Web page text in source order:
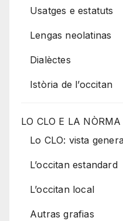
Usatges e estatuts
Lengas neolatinas
Dialèctes
Istòria de l’occitan
LO CLO E LA NÒRMA
Lo CLO: vista
L’occitan estandard
L’occitan local
Autras grafias